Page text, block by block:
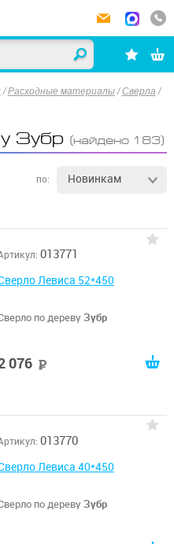
/Расходные материалы /Сверла /
Зубр (найдено 183)
по: Новинкам
013771
Левиса 52*450
по дереву Зубр
076
013770
Левиса 40*450
по дереву Зубр